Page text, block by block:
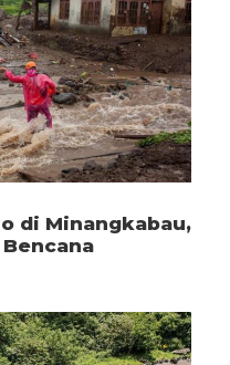
di Minangkabau,